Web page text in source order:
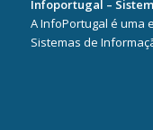
Infoportugal –
A InfoPortugal é uma
Sistemas de